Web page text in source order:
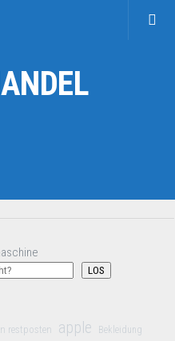
LOS
restposten apple Bekleidung